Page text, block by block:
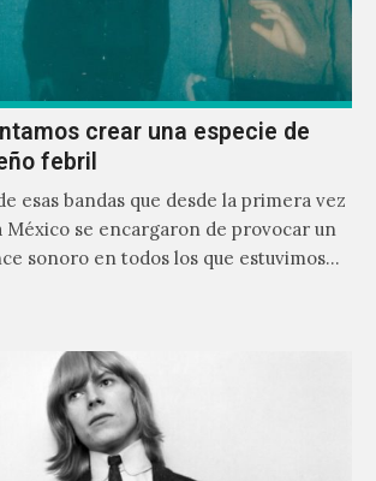
crear una especie de
febril
esas bandas que desde la primera vez
México se encargaron de provocar un
sonoro en todos los que estuvimos